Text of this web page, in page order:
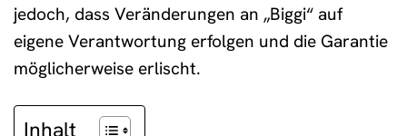
jedoch, dass Veränderungen an „Biggi“ auf
eigene Verantwortung erfolgen und die Garantie
möglicherweise erlischt.
Inhalt